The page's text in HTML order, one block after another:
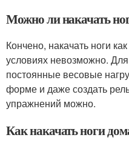
Можно ли накачать
Кончено, накачать ноги
условиях невозможно.
постоянные весовые
форме и даже создать
упражнений можно.
Как накачать ноги